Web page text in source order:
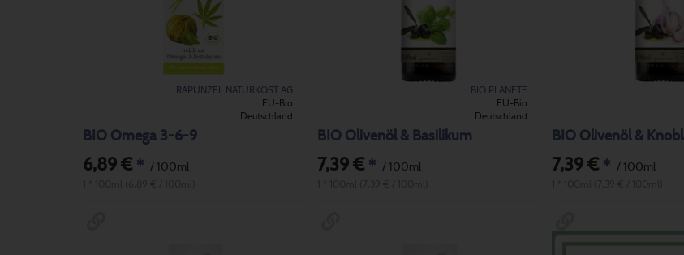
RAPUNZEL NATURKOST AG
EU-Bio
Deutschland
BIO Omega 3-6-9
6,89 € * / 100ml
BIO PLANETE
EU-Bio
Deutschland
BIO Olivenöl & Basilikum
7,39 €* / 100ml
BIO Olivenöl &
7,39 €* / 100ml